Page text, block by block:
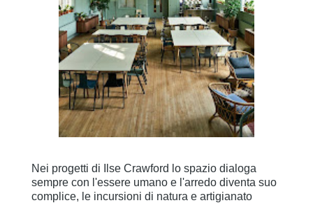
Nei progetti di Ilse Crawford lo spazio dialoga
sempre con l'essere umano e l'arredo diventa suo
complice, le incursioni di natura e artigianato